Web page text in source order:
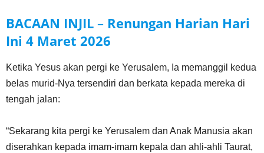
BACAAN INJIL – Renungan Harian Hari
Ini 4 Maret 2026
Ketika Yesus akan pergi ke Yerusalem, Ia memanggil kedua
belas murid-Nya tersendiri dan berkata kepada mereka di
tengah jalan:
“Sekarang kita pergi ke Yerusalem dan Anak Manusia akan
diserahkan kepada imam-imam kepala dan ahli-ahli Taurat,